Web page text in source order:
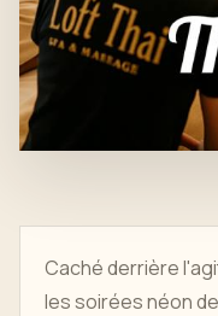
Caché derrière
les soirées néon